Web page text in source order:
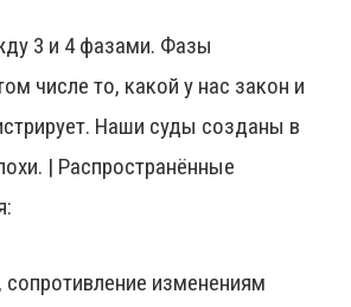
3 и 4 фазами. Фазы
числе то, какой у нас закон и
Наши суды созданы в
| Распространённые
сопротивление изменениям